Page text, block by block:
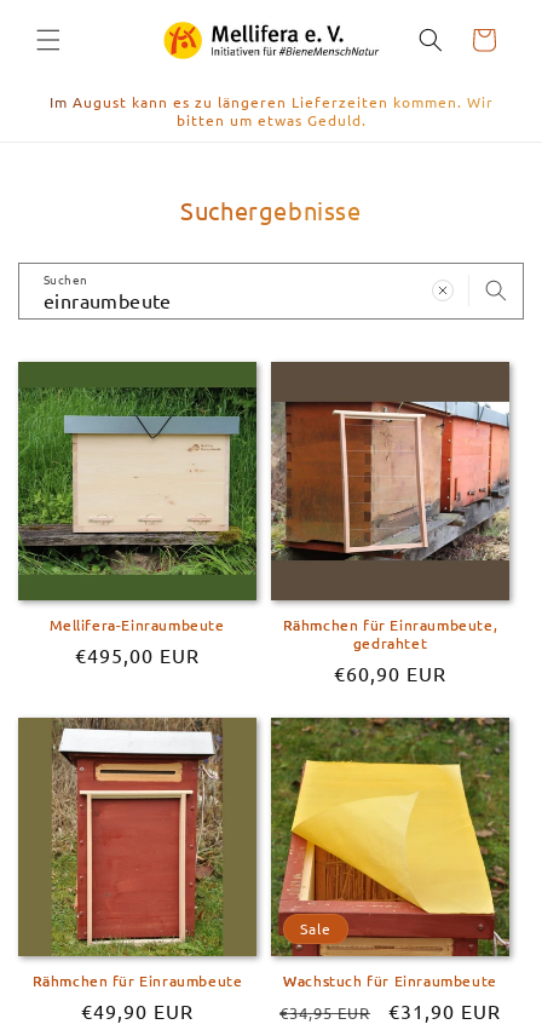
zum
Inhalt
Warenkorb
Im August kann es zu längeren Lieferzeiten kommen. Wir
bitten um etwas Geduld.
Suchergebnisse
Suchen
Mellifera-Einraumbeute
Normaler
€495,00 EUR
Rähmchen für Einraumbeute,
gedrahtet
Normaler
€60,90 EUR
Rähmchen für Einraumbeute
Normaler
€49,90 EUR
Sale
Wachstuch für Einraumbeute
Normaler
€34,95 EUR Verkaufspreis
€31,90 EUR